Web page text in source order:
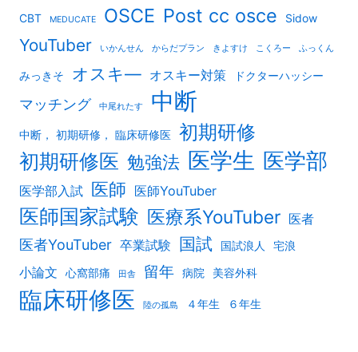
CBT MEDUCATE OSCE Post cc osce Sidow
YouTuber いかんせん からだプラン きよすけ こくろー ふっくん
みっきそ オスキ― オスキー対策 ドクターハッシー
マッチング 中尾れたす 中断
中断， 初期研修， 臨床研修医 初期研修
初期研修医 勉強法 医学生 医学部
医学部入試 医師 医師YouTuber
医師国家試験 医療系YouTuber 医者
医者YouTuber 卒業試験 国試 国試浪人 宅浪
小論文 心窩部痛 田舎 留年 病院 美容外科
臨床研修医 陸の孤島 ４年生 ６年生